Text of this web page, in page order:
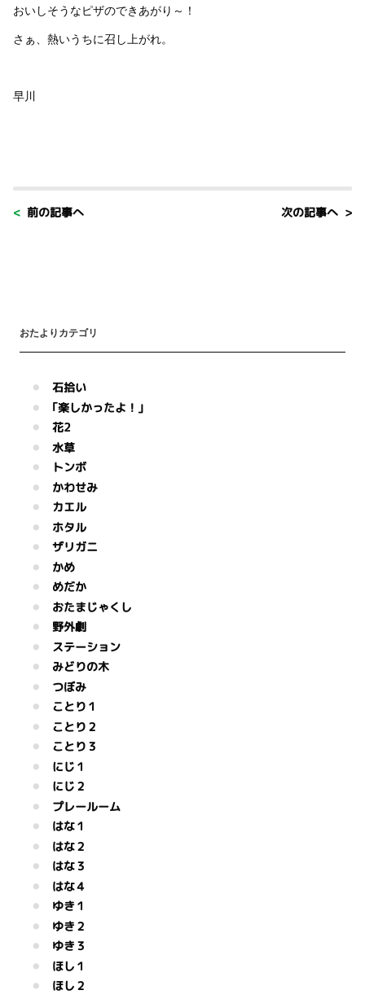
おいしそうなピザのできあがり～！
さぁ、熱いうちに召し上がれ。
早川
< 前の記事へ 次の記事へ >
おたよりカテゴリ
石拾い
｢楽しかったよ！｣
花2
水草
トンボ
かわせみ
カエル
ホタル
ザリガニ
かめ
めだか
おたまじゃくし
野外劇
ステーション
みどりの木
つぼみ
ことり１
ことり２
ことり３
にじ１
にじ２
プレールーム
はな１
はな２
はな３
はな４
ゆき１
ゆき２
ゆき３
ほし１
ほし２